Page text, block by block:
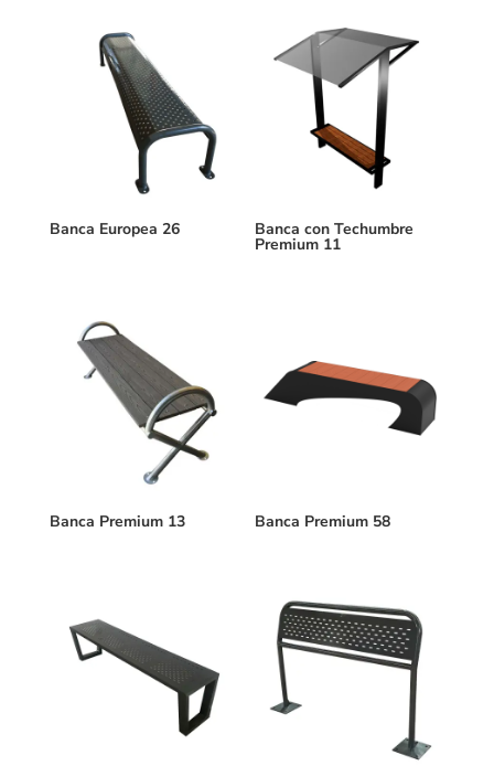
Banca Europea 26 Banca con Techumbre
Premium 11
Banca Premium 13 Banca Premium 58